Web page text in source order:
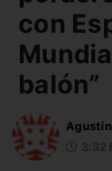
con
balón”